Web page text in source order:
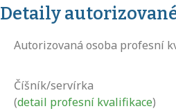
Detaily
Autorizovaná osoba profesní
Číšník/servírka
(detail profesní kvalifikace)